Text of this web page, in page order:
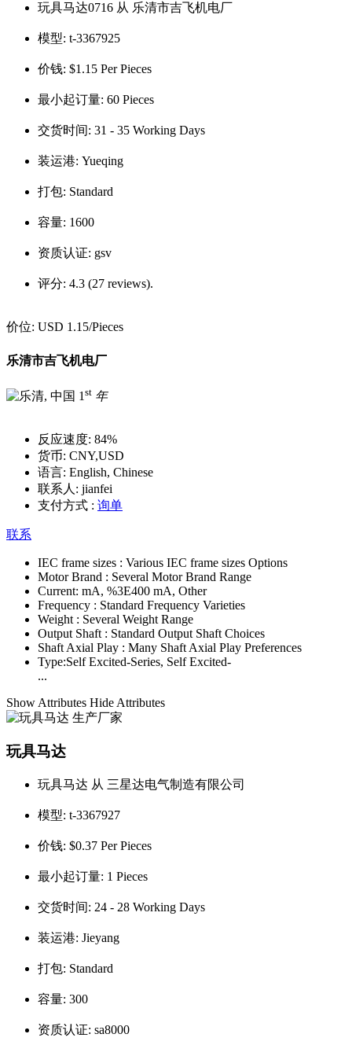
玩具马达0716 从 乐清市吉飞机电厂
模型: t-3367925
价钱: $1.15 Per Pieces
最小起订量: 60 Pieces
交货时间: 31 - 35 Working Days
装运港: Yueqing
打包: Standard
容量: 1600
资质认证: gsv
评分: 4.3 (27 reviews).
价位: USD 1.15/Pieces
乐清市吉飞机电厂
1 st 年
反应速度: 84%
货币: CNY,USD
语言: English, Chinese
联系人: jianfei
支付方式 : 询单
联系
IEC frame sizes : Various IEC frame sizes Options
Motor Brand : Several Motor Brand Range
Current: mA, %3E400 mA, Other
Frequency : Standard Frequency Varieties
Weight : Several Weight Range
Output Shaft : Standard Output Shaft Choices
Shaft Axial Play : Many Shaft Axial Play Preferences
Type:Self Excited-Series, Self Excited-
...
Show Attributes Hide Attributes
玩具马达
玩具马达 从 三星达电气制造有限公司
模型: t-3367927
价钱: $0.37 Per Pieces
最小起订量: 1 Pieces
交货时间: 24 - 28 Working Days
装运港: Jieyang
打包: Standard
容量: 300
资质认证: sa8000